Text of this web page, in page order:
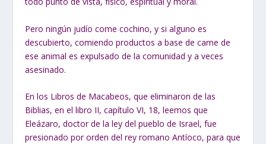
Pero ningún judío come cochino, y si alguno es
descubierto, comiendo productos a base de carne de
ese animal es expulsado de la comunidad y a veces
asesinado.
En los Libros de Macabeos, que eliminaron de las
Biblias, en el libro II, capítulo VI, 18, leemos que
Eleázaro, doctor de la ley del pueblo de Israel, fue
presionado por orden del rey romano Antíoco, para que